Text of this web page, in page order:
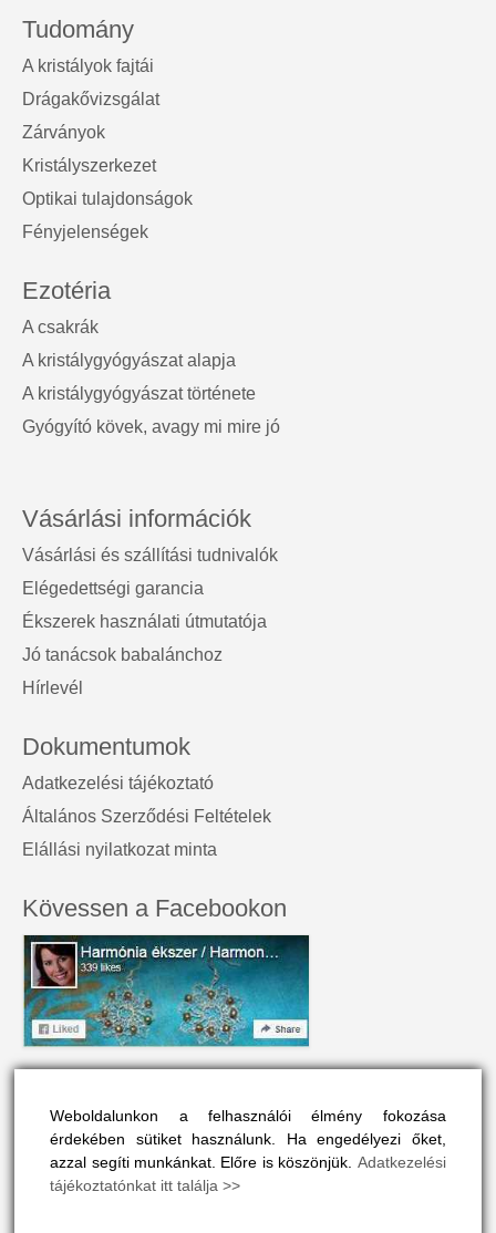
Tudomány
A kristályok fajtái
Drágakővizsgálat
Zárványok
Kristályszerkezet
Optikai tulajdonságok
Fényjelenségek
Ezotéria
A csakrák
A kristálygyógyászat alapja
A kristálygyógyászat története
Gyógyító kövek, avagy mi mire jó
Vásárlási információk
Vásárlási és szállítási tudnivalók
Elégedettségi garancia
Ékszerek használati útmutatója
Jó tanácsok babalánchoz
Hírlevél
Dokumentumok
Adatkezelési tájékoztató
Általános Szerződési Feltételek
Elállási nyilatkozat minta
Kövessen a Facebookon
A Harmónia Ékszer az egyéniség szépségét tükrözi.
Olyan színes és vonzó, mint a viselője maga.
A honlapon drágakövek, ásványok és gyógyító kövek vélt
Weboldalunkon a felhasználói élmény fokozása
érdekében sütiket használunk. Ha engedélyezi őket,
azzal segíti munkánkat. Előre is köszönjük. Adatkezelési
tájékoztatónkat itt találja >>